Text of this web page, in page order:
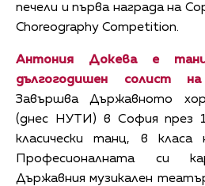
печели и първа награда на
Choreography Competition.
Антония Докева
е
дългогодишен солист
Завършва Държавното
(днес НУТИ) в София през
класически танц, в
Професионалната си
Държавния музикален